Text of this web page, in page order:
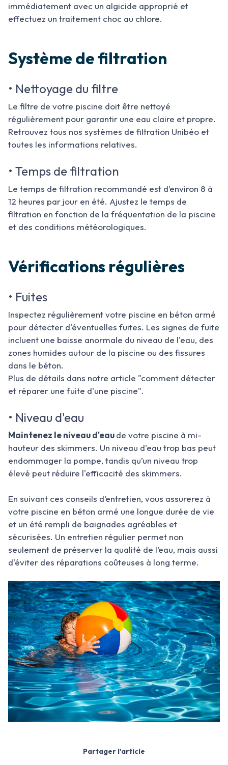
immédiatement avec un algicide approprié et
effectuez un traitement choc au chlore.
Système de filtration
• Nettoyage du filtre
Le filtre de votre piscine doit être nettoyé
régulièrement pour garantir une eau claire et propre.
Retrouvez tous nos systèmes de filtration Unibéo et
toutes les informations relatives.
• Temps de filtration
Le temps de filtration recommandé est d’environ 8 à
12 heures par jour en été. Ajustez le temps de
filtration en fonction de la fréquentation de la piscine
et des conditions météorologiques.
Vérifications régulières
• Fuites
Inspectez régulièrement votre piscine en béton armé
pour détecter d'éventuelles fuites. Les signes de fuite
incluent une baisse anormale du niveau de l'eau, des
zones humides autour de la piscine ou des fissures
dans le béton.
Plus de détails dans notre article "comment détecter
et réparer une fuite d'une piscine".
• Niveau d'eau
Maintenez le niveau d'eaude votre piscine à mi-
hauteur des skimmers. Un niveau d'eau trop bas peut
endommager la pompe, tandis qu’un niveau trop
élevé peut réduire l'efficacité des skimmers.
En suivant ces conseils d’entretien, vous assurerez à
votre piscine en béton armé une longue durée de vie
et un été rempli de baignades agréables et
sécurisées. Un entretien régulier permet non
seulement de préserver la qualité de l’eau, mais aussi
d'éviter des réparations coûteuses à long terme.
Partager l'article